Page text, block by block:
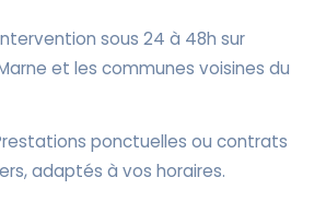
sous 24 à 48h sur
et les communes voisines du
ponctuelles ou contrats
adaptés à vos horaires.